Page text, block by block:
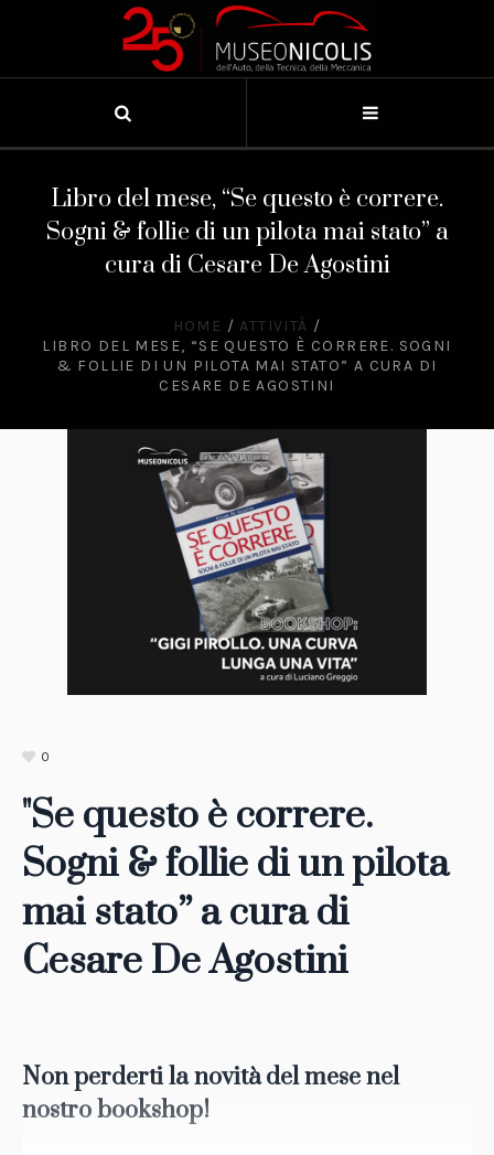
Libro del mese, “Se questo è correre.
Sogni & follie di un pilota mai stato” a
cura di Cesare De Agostini
HOME / ATTIVITÀ /
LIBRO DEL MESE, “SE QUESTO È CORRERE. SOGNI
& FOLLIE DI UN PILOTA MAI STATO” A CURA DI
CESARE DE AGOSTINI
0
"Se questo è correre.
Sogni & follie di un pilota
mai stato” a cura di
Cesare De Agostini
Non perderti la novità del mese nel
nostro bookshop!